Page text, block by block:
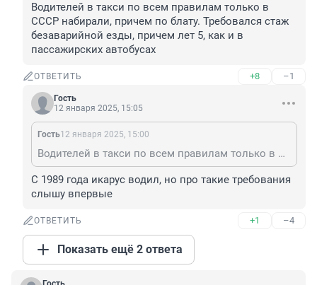
Водителей в такси по всем правилам только в
СССР набирали, причем по блату. Требовался стаж
безаварийной езды, причем лет 5, как и в
пассажирских автобусах
ОТВЕТИТЬ +8 –1
Гость
12 января 2025, 15:05
Гость12 января 2025, 15:00
Водителей в такси по всем правилам только в СССР набирали, причем по блату. Требовался стаж безаварийной езды, причем лет 5, как и в пассажирских автобусах
С 1989 года икарус водил, но про такие требования
слышу впервые
ОТВЕТИТЬ +1 –4
Показать ещё 2 ответа